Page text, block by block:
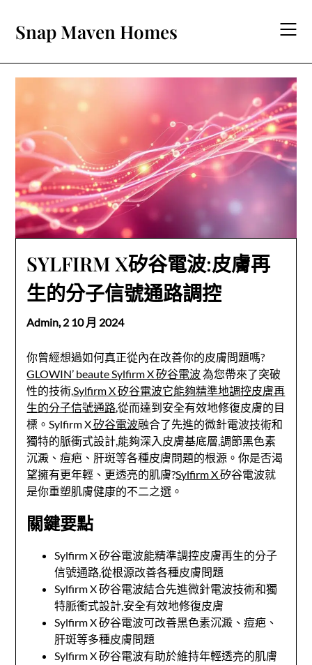
content
Snap Maven Homes
SYLFIRM X矽谷電波:皮膚再
生的分子信號通路調控
Admin,2 10 月 2024
你曾經想過如何真正從內在改善你的皮膚問題嗎?
GLOWIN’ beaute Sylfirm X 矽谷電波為您帶來了突破
性的技術,Sylfirm X 矽谷電波它能夠精準地調控皮膚再
生的分子信號通路,從而達到安全有效地修復皮膚的目
標。Sylfirm X矽谷電波融合了先進的微針電波技術和
獨特的脈衝式設計,能夠深入皮膚基底層,調節黑色素
沉澱、痘疤、肝斑等各種皮膚問題的根源。你是否渴
望擁有更年輕、更透亮的肌膚?Sylfirm X矽谷電波就
是你重塑肌膚健康的不二之選。
關鍵要點
Sylfirm X 矽谷電波能精準調控皮膚再生的分子
信號通路,從根源改善各種皮膚問題
Sylfirm X 矽谷電波結合先進微針電波技術和獨
特脈衝式設計,安全有效地修復皮膚
Sylfirm X 矽谷電波可改善黑色素沉澱、痘疤、
肝斑等多種皮膚問題
Sylfirm X 矽谷電波有助於維持年輕透亮的肌膚